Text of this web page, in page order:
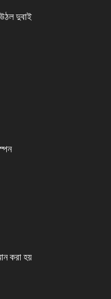
দুবাই
করা হয়